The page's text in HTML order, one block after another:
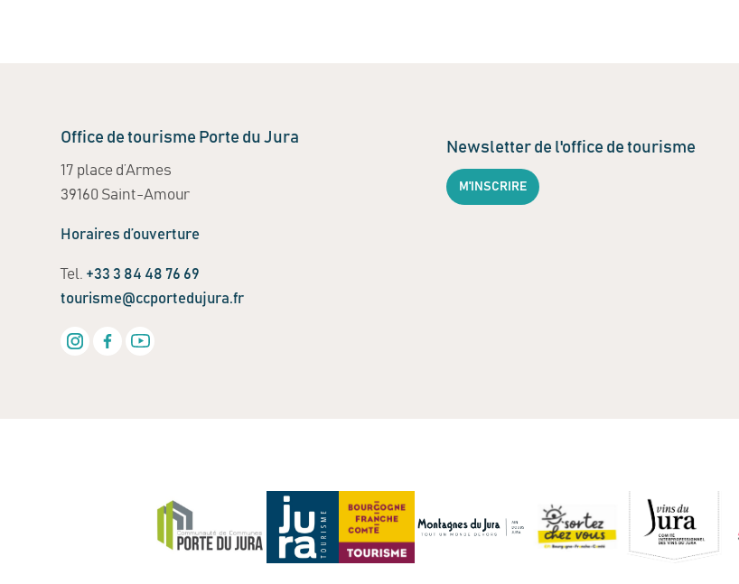
Office de tourisme Porte du Jura
17 place d’Armes
39160 Saint-Amour
Horaires d’ouverture
Tel. +33 3 84 48 76 69
tourisme@ccportedujura.fr
Newsletter de l'office de tourisme
M'INSCRIRE